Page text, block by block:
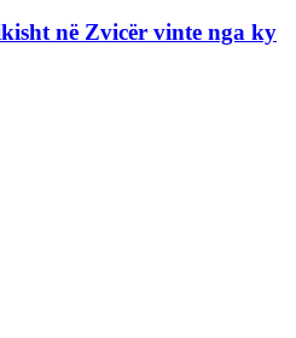
në Zvicër vinte nga ky